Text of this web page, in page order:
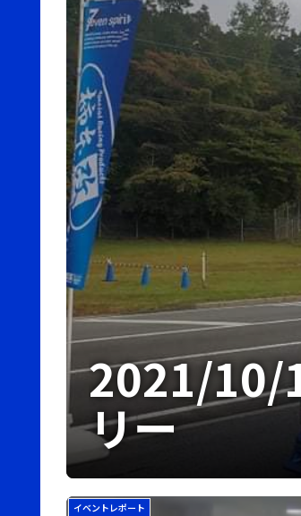
2021/10/
リー
イベントレポート